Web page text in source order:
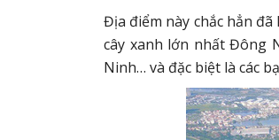
Địa điểm này chắc hẳn
cây xanh lớn nhất Đông
Ninh… và đặc biệt là các